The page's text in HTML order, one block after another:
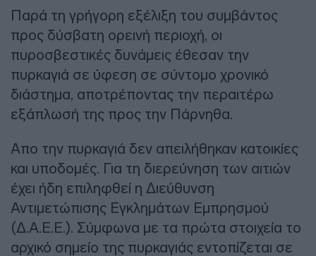
Παρά τη γρήγορη εξέλιξη του συμβάντος
προς δύσβατη ορεινή περιοχή, οι
πυροσβεστικές δυνάμεις έθεσαν την
πυρκαγιά σε ύφεση σε σύντομο χρονικό
διάστημα, αποτρέποντας την περαιτέρω
εξάπλωσή της προς την Πάρνηθα.
Απο την πυρκαγιά δεν απειλήθηκαν κατοικίες
και υποδομές. Για τη διερεύνηση των αιτιών
έχει ήδη επιληφθεί η Διεύθυνση
Αντιμετώπισης Εγκλημάτων Εμπρησμού
(Δ.Α.Ε.Ε.). Σύμφωνα με τα πρώτα στοιχεία το
αρχικό σημείο της πυρκαγιάς εντοπίζεται σε